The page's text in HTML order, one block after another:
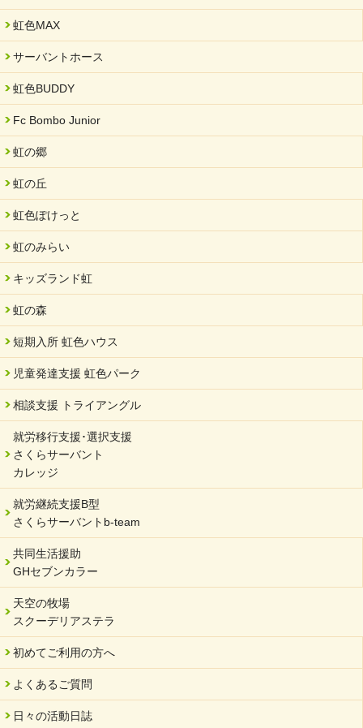
就労継続支援B型「エコボール」事業を始めました
2024/09/10
2024/08/26
2024/08/01
夏休み学習支援・可茂自悠学舎
2024/07/03
中部学院大学「現代福祉マネジメント」ゲスト講師
2024/04/17
SDGs発表会・研修会
2024/04/05
中学生向けのフリースクール「可茂自悠学舎」開設
2024/04/01
を開催しました。
2024/02/20
2024/02/02
岐阜県 ワーク・ライフ・バランス推進エクセレント企業認定
2024/01/15
令和6年能登半島地震被災者支援において
2023/12/29
年末年始のお知らせ
2023/12/18
北方支店・保護者交流会「収穫祭」
2023/11/08
オンラインショップを開設しました
2023/10/20
「可児の企業魅力発見フェア」に出展しました
2023/10/17
虹色MAX
サーバントホース
虹色BUDDY
Fc Bombo Junior
虹の郷
虹の丘
虹色ぽけっと
虹のみらい
キッズランド虹
虹の森
短期入所 虹色ハウス
児童発達支援 虹色パーク
相談支援 トライアングル
就労移行支援･選択支援
さくらサーバント
カレッジ
就労継続支援B型
さくらサーバントb-team
共同生活援助
GHセブンカラー
天空の牧場
スクーデリアステラ
初めてご利用の方へ
よくあるご質問
日々の活動日誌